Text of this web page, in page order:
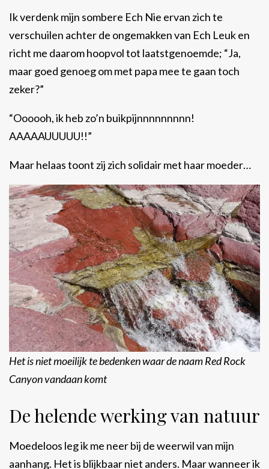
Ik verdenk mijn sombere Ech Nie ervan zich te
verschuilen achter de ongemakken van Ech Leuk en
richt me daarom hoopvol tot laatstgenoemde; “Ja,
maar goed genoeg om met papa mee te gaan toch
zeker?”
“Oooooh, ik heb zo’n buikpijnnnnnnnnn!
AAAAAUUUUU!!”
Maar helaas toont zij zich solidair met haar moeder…
Het is niet moeilijk te bedenken waar de naam Red Rock
Canyon vandaan komt
De helende werking van natuur
Moedeloos leg ik me neer bij de weerwil van mijn
aanhang. Het is blijkbaar niet anders. Maar wanneer ik